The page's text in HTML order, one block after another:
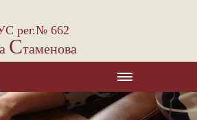
рег.№ 662
Стаменова